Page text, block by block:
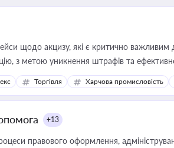
щодо акцизу, які є критично важливим
з метою уникнення штрафів та
Торгівля Харчова промисловість
+13
правового оформлення,